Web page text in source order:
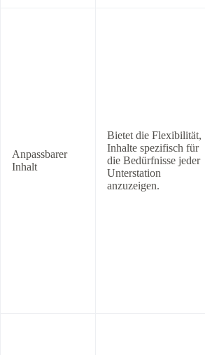
Anpassbarer
Inhalt
Bietet die Flexibilität,
Inhalte spezifisch für
die Bedürfnisse jeder
Unterstation
anzuzeigen.